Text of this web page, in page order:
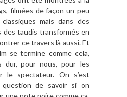
filmées de façon un peu
mais dans des
des taudis transformés en
ce travers là aussi. Et
se termine comme cela,
dur, pour nous, pour les
le spectateur. On s’est
question de savoir si on